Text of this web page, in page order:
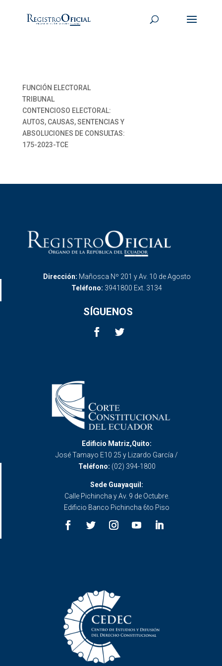
FUNCIÓN ELECTORAL
TRIBUNAL
CONTENCIOSO ELECTORAL:
AUTOS, CAUSAS, SENTENCIAS Y
ABSOLUCIONES DE CONSULTAS:
175-2023-TCE
Dirección: Mañosca Nº 201 y Av. 10 de Agosto
Teléfono: 3941800 Ext. 3134
SÍGUENOS
Edificio Matriz,Quito:
José Tamayo E10 25 y Lizardo García /
Teléfono: (02) 394-1800
Sede Guayaquil:
Calle Pichincha y Av. 9 de Octubre.
Edificio Banco Pichincha 6to Piso